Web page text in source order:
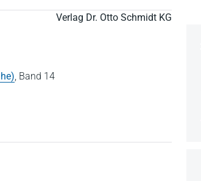
Verlag Dr. Otto Schmidt KG
, Band 14